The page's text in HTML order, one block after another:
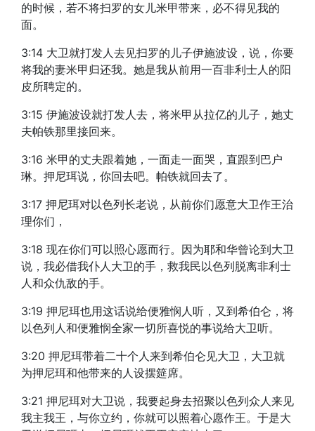
的时候，若不将扫罗的女儿米甲带来，必不得见我的
面。
3:14 大卫就打发人去见扫罗的儿子伊施波设，说，你要
将我的妻米甲归还我。她是我从前用一百非利士人的阳
皮所聘定的。
3:15 伊施波设就打发人去，将米甲从拉亿的儿子，她丈
夫帕铁那里接回来。
3:16 米甲的丈夫跟着她，一面走一面哭，直跟到巴户
琳。押尼珥说，你回去吧。帕铁就回去了。
3:17 押尼珥对以色列长老说，从前你们愿意大卫作王治
理你们，
3:18 现在你们可以照心愿而行。因为耶和华曾论到大卫
说，我必借我仆人大卫的手，救我民以色列脱离非利士
人和众仇敌的手。
3:19 押尼珥也用这话说给便雅悯人听，又到希伯仑，将
以色列人和便雅悯全家一切所喜悦的事说给大卫听。
3:20 押尼珥带着二十个人来到希伯仑见大卫，大卫就
为押尼珥和他带来的人设摆筵席。
3:21 押尼珥对大卫说，我要起身去招聚以色列众人来见
我主我王，与你立约，你就可以照着心愿作王。于是大